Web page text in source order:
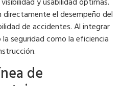
el desempeño del
de accidentes. Al integrar
seguridad como la eficiencia
de